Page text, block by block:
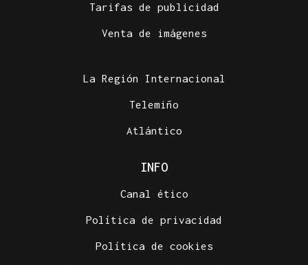
Tarifas de publicidad
Venta de imágenes
La Región Internacional
Telemiño
Atlántico
INFO
Canal ético
Política de privacidad
Política de cookies